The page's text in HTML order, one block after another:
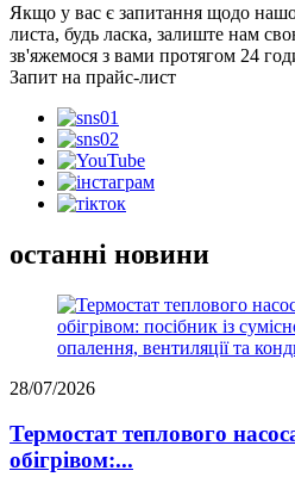
Якщо у вас є запитання щодо
листа, будь ласка, залиште нам
зв'яжемося з вами протягом 24
Запит на прайс-лист
останні новини
28/07/2026
Термостат теплового
обігрівом:...